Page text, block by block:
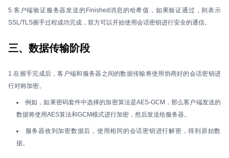
5.客户端验证服务器发送的Finished消息的哈希值，如果验证通过，则表示
SSL/TLS握手过程成功完成，双方可以开始使用会话密钥进行安全的通信。
三、数据传输阶段
1.在握手完成后，客户端和服务器之间的数据传输将使用协商好的会话密钥进
行对称加密。
例如，如果密码套件中选择的加密算法是AES-GCM，那么客户端发送的
数据将使用AES算法和GCM模式进行加密，然后发送给服务器。
服务器收到加密数据后，使用相同的会话密钥进行解密，得到原始数
据。